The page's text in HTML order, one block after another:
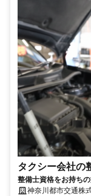
タクシー会社の
整備士資格をお持ち
クシー特有の最新技
神奈川都市交通株